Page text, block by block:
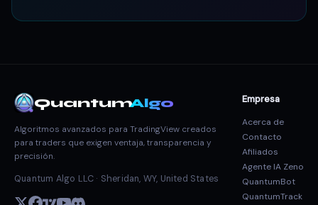
QuantumAlgo
Algoritmos avanzados para TradingView creados
para traders que exigen ventaja, transparencia y
precisión.
Quantum Algo LLC · Sheridan, WY, United States
Empresa
Acerca de
Contacto
Afiliados
Agente IA Zeno
QuantumBot
QuantumTrack